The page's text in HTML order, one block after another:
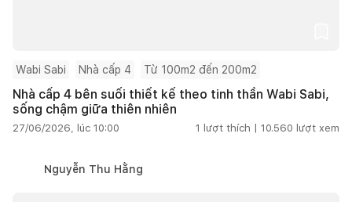
Wabi Sabi Nhà cấp 4 Từ 100m2 đến 200m2
Nhà cấp 4 bên suối thiết kế theo tinh thần Wabi Sabi,
sống chậm giữa thiên nhiên
27/06/2026, lúc 10:00 1 lượt thích | 10.560 lượt xem
Nguyễn Thu Hằng